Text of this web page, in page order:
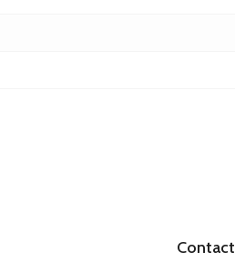
Contact